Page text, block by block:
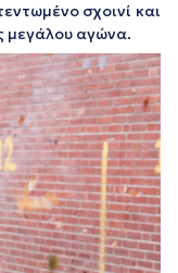
σχοινί και
μεγάλου αγώνα.